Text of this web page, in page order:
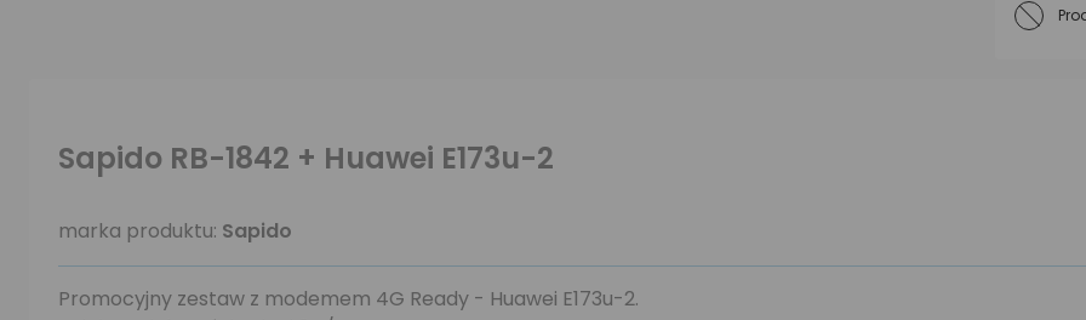
Sapido RB-1842 + Huawei E173u-2
marka produktu: Sapido
Promocyjny zestaw z modemem 4G Ready - Huawei E173u-2.